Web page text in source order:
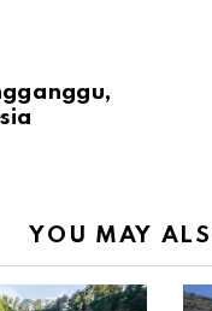
YOU MAY